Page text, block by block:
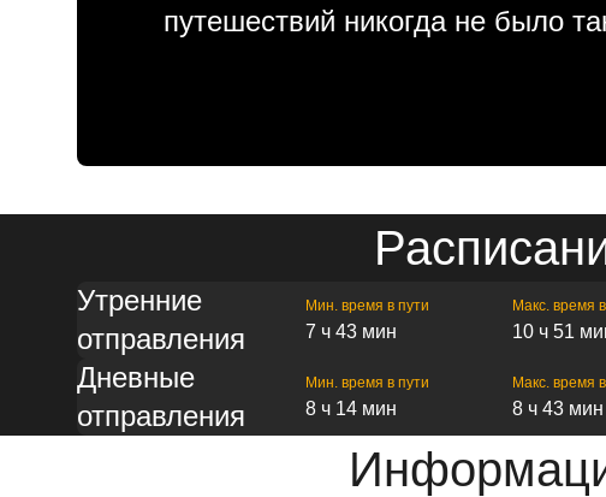
путешествий никогда не было
Утренние
отправления
Мин. время в пути
7 ч 43 мин
Макс. время
10 ч 51
Дневные
отправления
Мин. время в пути
8 ч 14 мин
Макс. время
8 ч 43 мин